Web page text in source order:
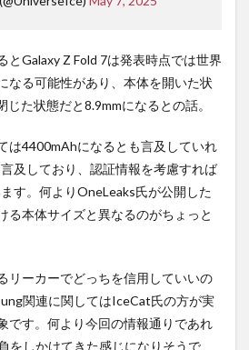
とGalaxy Z Fold 7は発表時点では世界
なる可能性があり、本体を開いた状
た状態だと8.9mmになるとの話。
は4400mAhになるとも言及していれ
及しており、認証情報を考慮すれば
す。何よりOneLeaks氏が公開した
る本体サイズと異なるのがちょっと
リーカーでどっちを信用していいの
関連に関してはIceCat氏の方が実
です。何より今回の情報通りであれ
をしかけてきた感じになりそうで